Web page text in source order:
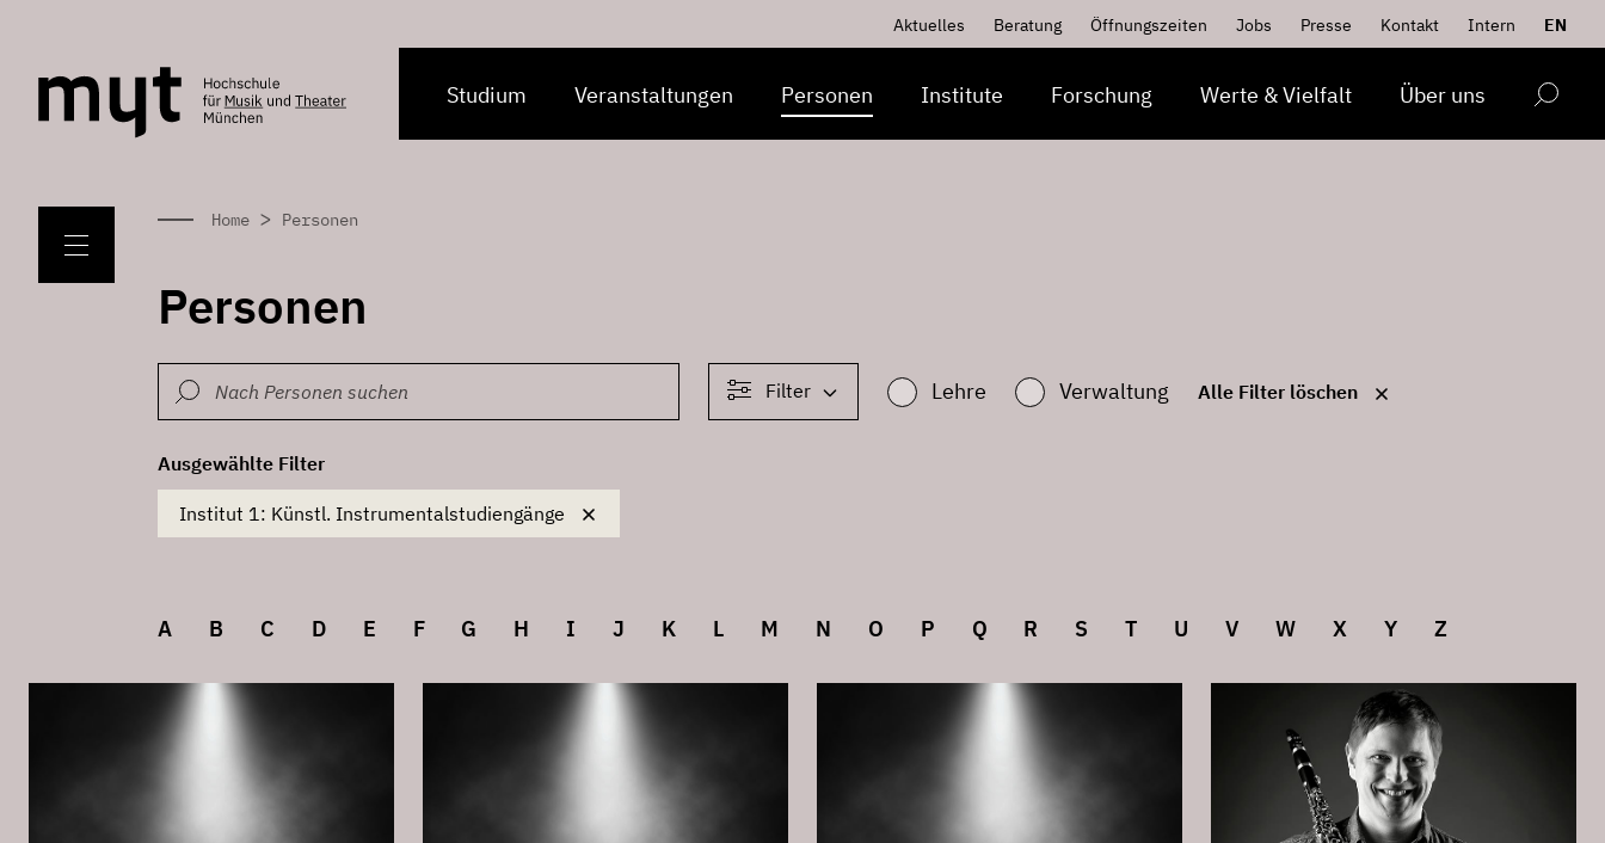
Aktuelles Beratung Öffnungszeiten Jobs Presse Kontakt Intern EN
Studium Veranstaltungen Personen Institute Forschung Werte & Vielfalt Über uns
Home > Personen
Personen
Filter Lehre Verwaltung Alle Filter löschen
Institut 1: Künstl. Instrumentalstudiengänge
Ausgewählte Filter
Institut 1: Künstl. Instrumentalstudiengänge
A B C D E F G H I J K L M N O P Q R S T U V W X Y Z